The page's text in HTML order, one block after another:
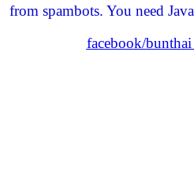
from spambots. You need
facebook/